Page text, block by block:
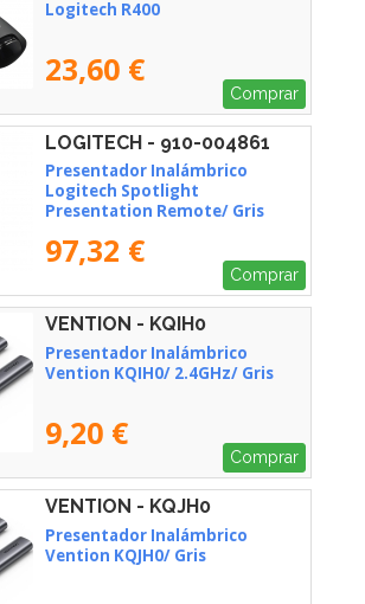
Logitech R400
23,60 €
Comprar
LOGITECH - 910-004861
Presentador Inalámbrico
Logitech Spotlight
Presentation Remote/ Gris
97,32 €
Comprar
VENTION - KQIH0
Presentador Inalámbrico
Vention KQIH0/ 2.4GHz/ Gris
9,20 €
Comprar
VENTION - KQJH0
Presentador Inalámbrico
Vention KQJH0/ Gris